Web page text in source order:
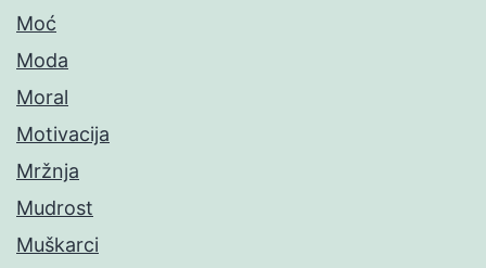
Moć
Moda
Moral
Motivacija
Mržnja
Mudrost
Muškarci